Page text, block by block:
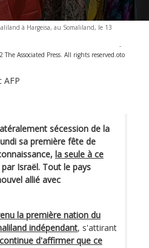
à Hargeisa, au Somaliland, le 13
-
The Associated Press. All rights reserved.oto
AFP
sécession de la
sa première fête de
la seule à ce
par Israël. Tout le pays
allié avec
la première nation du
indépendant, s'attirant
d'affirmer que ce